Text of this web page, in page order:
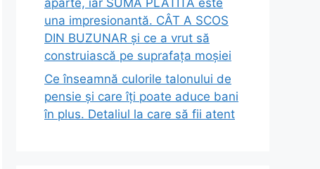
una impresionantă. CÂT A SCOS
DIN BUZUNAR și ce a vrut să
construiască pe suprafața moșiei
Ce înseamnă culorile talonului de
pensie și care îți poate aduce bani
în plus. Detaliul la care să fii atent